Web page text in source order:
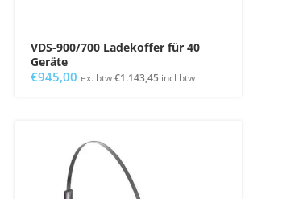
VDS-900/700 Ladekoffer für 40
Geräte
€945,00 ex. btw€1.143,45 incl btw